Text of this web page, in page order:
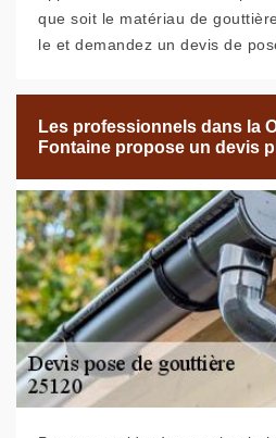
que soit le matériau de
le et demandez un devis de
Les professionnels dans la
Fontaine propose un devis